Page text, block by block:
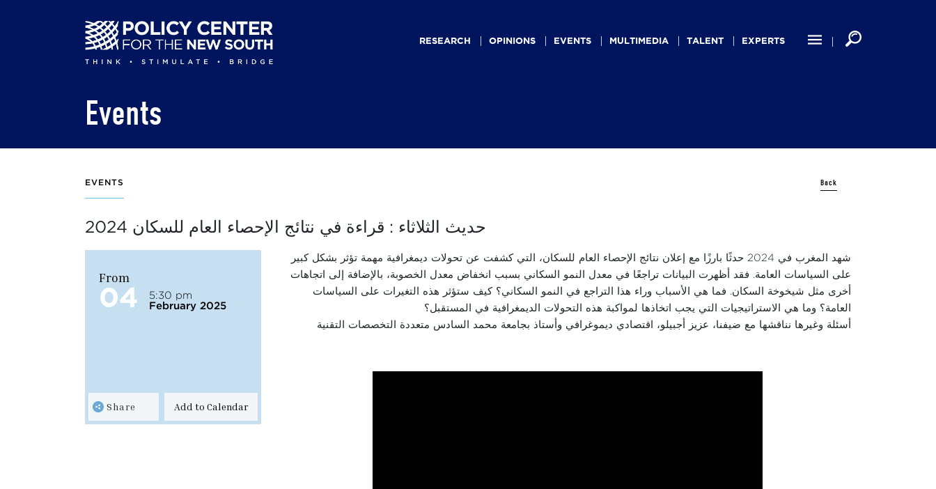
navigationRESEARCH OPINIONS EVENTS MULTIMEDIA TALENT EXPERTS
Events
EVENTS Back
2024 حديث الثلاثاء : قراءة في نتائج الإحصاء العام للسكان
From
04
5:30 pm
February 2025
Share Add to Calendar
شهد المغرب في 2024 حدثًا بارزًا مع إعلان نتائج الإحصاء العام للسكان، التي كشفت عن تحولات ديمغرافية مهمة تؤثر بشكل كبير
على السياسات العامة. فقد أظهرت البيانات تراجعًا في معدل النمو السكاني بسبب انخفاض معدل الخصوبة، بالإضافة إلى اتجاهات
أخرى مثل شيخوخة السكان. فما هي الأسباب وراء هذا التراجع في النمو السكاني؟ كيف ستؤثر هذه التغيرات على السياسات
العامة؟ وما هي الاستراتيجيات التي يجب اتخاذها لمواكبة هذه التحولات الديمغرافية في المستقبل؟
أسئلة وغيرها نناقشها مع ضيفنا، عزيز أجبيلو، اقتصادي ديموغرافي وأستاذ بجامعة محمد السادس متعددة التخصصات التقنية